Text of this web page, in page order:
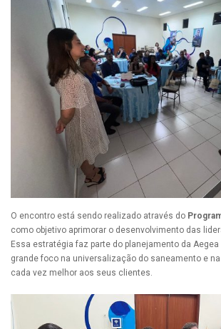
O encontro está sendo realizado através do
como objetivo aprimorar o desenvolvimento das
Essa estratégia faz parte do planejamento da
grande foco na universalização do saneamento e
cada vez melhor aos seus clientes.